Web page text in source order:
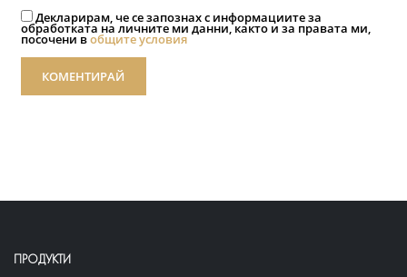
Декларирам, че се запознах с информациите за
обработката на личните ми данни, както и за правата ми,
посочени вобщите условия
КОМЕНТИРАЙ
ПРОДУКТИ